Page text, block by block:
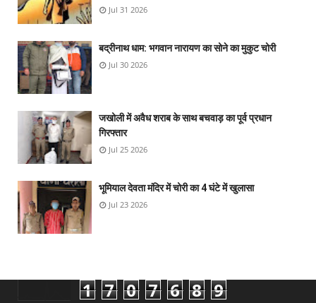
Jul 31 2026
बद्रीनाथ धाम: भगवान नारायण का सोने का मुकुट चोरी
Jul 30 2026
जखोली में अवैध शराब के साथ बचवाड़ का पूर्व प्रधान
गिरफ्तार
Jul 25 2026
भूमियाल देवता मंदिर में चोरी का 4 घंटे में खुलासा
Jul 23 2026
1 7 0 7 6 8 9